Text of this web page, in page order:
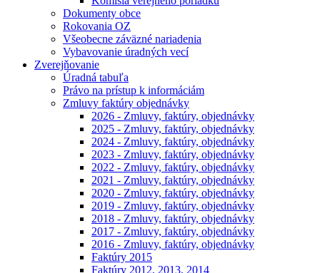
Dokumenty obce
Rokovania OZ
Všeobecne záväzné nariadenia
Vybavovanie úradných vecí
Zverejňovanie
Úradná tabuľa
Právo na prístup k informáciám
Zmluvy faktúry objednávky
2026 - Zmluvy, faktúry, objednávky
2025 - Zmluvy, faktúry, objednávky
2024 - Zmluvy, faktúry, objednávky
2023 - Zmluvy, faktúry, objednávky
2022 - Zmluvy, faktúry, objednávky
2021 - Zmluvy, faktúry, objednávky
2020 - Zmluvy, faktúry, objednávky
2019 - Zmluvy, faktúry, objednávky
2018 - Zmluvy, faktúry, objednávky
2017 - Zmluvy, faktúry, objednávky
2016 - Zmluvy, faktúry, objednávky
Faktúry 2015
Faktúry 2012, 2013, 2014